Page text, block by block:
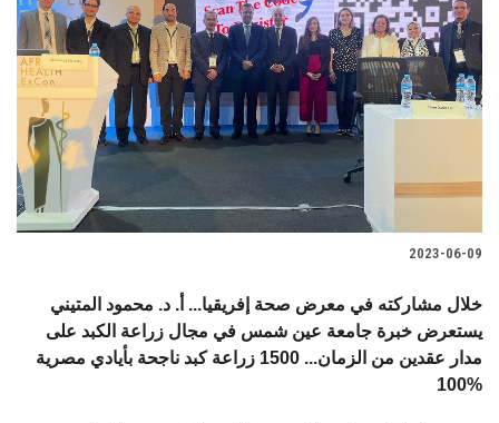
2023-06-09
خلال مشاركته في معرض صحة إفريقيا... أ. د. محمود المتيني
يستعرض خبرة جامعة عين شمس في مجال زراعة الكبد على
مدار عقدين من الزمان... 1500 زراعة كبد ناجحة بأيادي مصرية
100%